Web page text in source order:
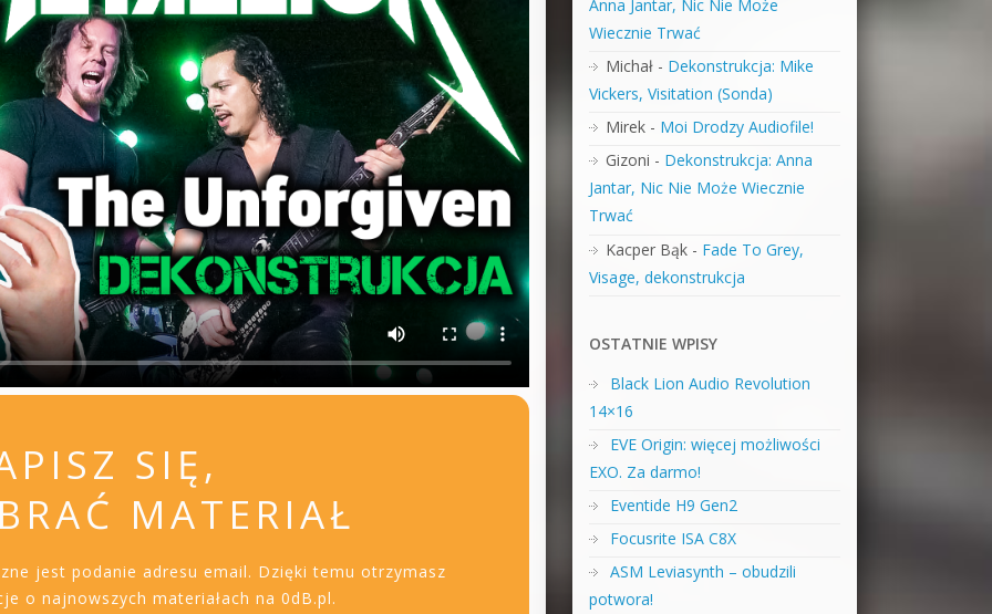
SIĘ,
MATERIAŁ
jest podanie adresu email. Dzięki temu otrzymasz
o najnowszych materiałach na 0dB.pl.
Anna Jantar, Nic Nie Może
Wiecznie Trwać
Michał- Dekonstrukcja: Mike
Vickers, Visitation (Sonda)
Mirek- Moi Drodzy Audiofile!
Gizoni - Dekonstrukcja: Anna
Jantar, Nic Nie Może Wiecznie
Trwać
Kacper Bąk- Fade To Grey,
Visage, dekonstrukcja
OSTATNIE WPISY
Black Lion Audio Revolution
14×16
EVE Origin: więcej możliwości
EXO. Za darmo!
Eventide H9 Gen2
Focusrite ISA C8X
ASM Leviasynth – obudzili
potwora!